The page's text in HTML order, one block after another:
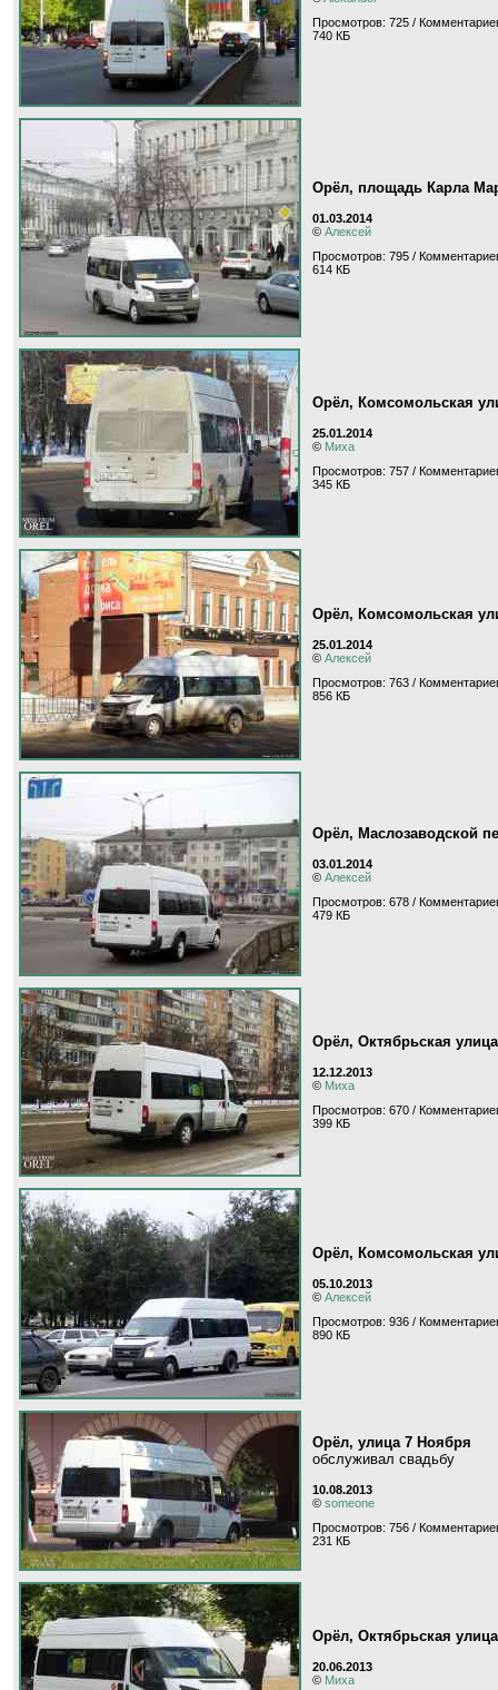
Просмотров: 725 /
740 КБ
Орёл, площадь Карла
01.03.2014
© Алексей
Просмотров: 795 /
614 КБ
Орёл, Комсомольская
25.01.2014
© Миха
Просмотров: 757 /
345 КБ
Орёл, Комсомольская
25.01.2014
© Алексей
Просмотров: 763 /
856 КБ
Орёл, Маслозаводской
03.01.2014
© Алексей
Просмотров: 678 /
479 КБ
Орёл, Октябрьская улица
12.12.2013
© Миха
Просмотров: 670 /
399 КБ
Орёл, Комсомольская
05.10.2013
© Алексей
Просмотров: 936 /
890 КБ
Орёл, улица 7 Ноября
обслуживал свадьбу
10.08.2013
© someone
Просмотров: 756 /
231 КБ
Орёл, Октябрьская улица
20.06.2013
© Миха